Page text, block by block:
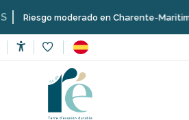
en Charente-Maritime; consulta